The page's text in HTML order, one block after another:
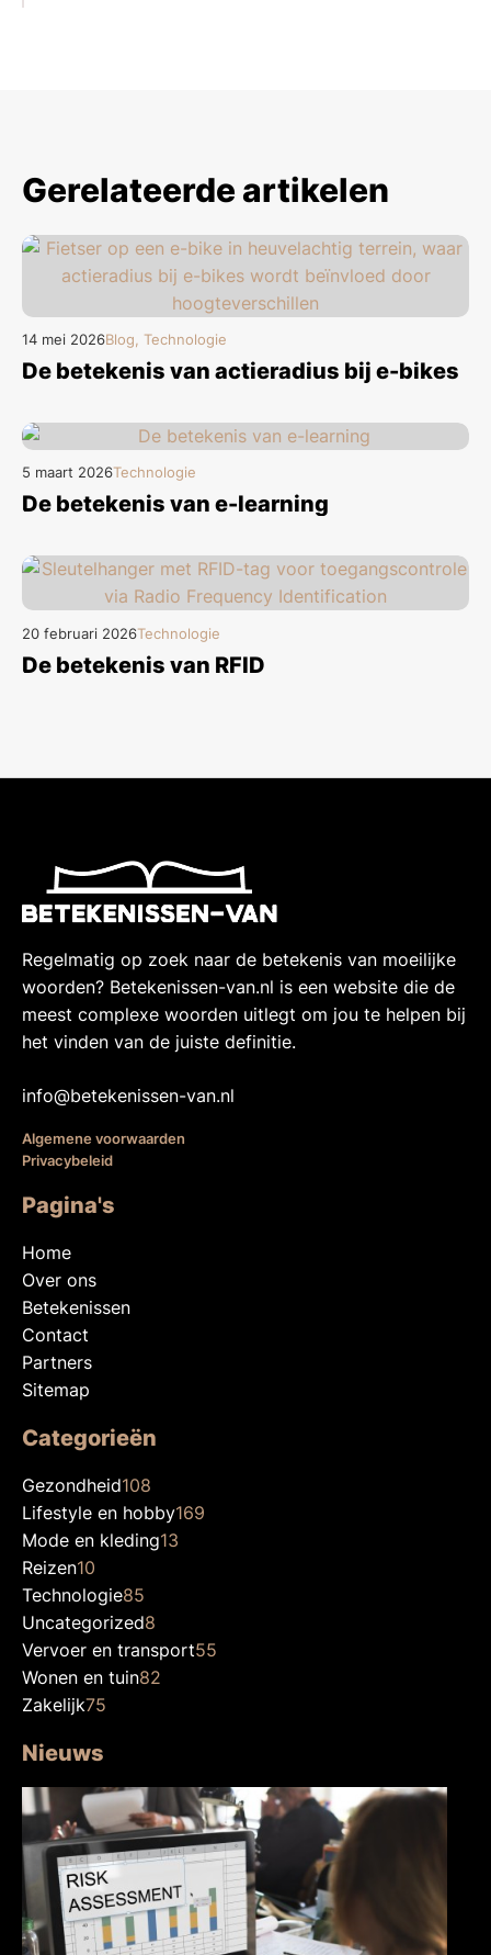
Gerelateerde artikelen
14 mei 2026Blog, Technologie
De betekenis van actieradius bij e-bikes
5 maart 2026Technologie
De betekenis van e-learning
20 februari 2026Technologie
De betekenis van RFID
Regelmatig op zoek naar de betekenis van moeilijke
woorden? Betekenissen-van.nl is een website die de
meest complexe woorden uitlegt om jou te helpen bij
het vinden van de juiste definitie.
info@betekenissen-van.nl
Algemene voorwaarden
Privacybeleid
Pagina's
Home
Over ons
Betekenissen
Contact
Partners
Sitemap
Categorieën
Gezondheid108
Lifestyle en hobby169
Mode en kleding13
Reizen10
Technologie85
Uncategorized8
Vervoer en transport55
Wonen en tuin82
Zakelijk75
Nieuws